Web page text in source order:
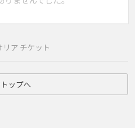
リア チケット
ップへ